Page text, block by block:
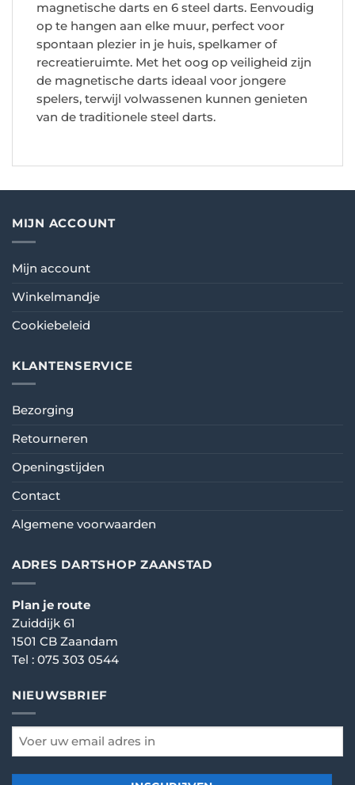
magnetische darts en 6 steel darts. Eenvoudig
op te hangen aan elke muur, perfect voor
spontaan plezier in je huis, spelkamer of
recreatieruimte. Met het oog op veiligheid zijn
de magnetische darts ideaal voor jongere
spelers, terwijl volwassenen kunnen genieten
van de traditionele steel darts.
MIJN ACCOUNT
Mijn account
Winkelmandje
Cookiebeleid
KLANTENSERVICE
Bezorging
Retourneren
Openingstijden
Contact
Algemene voorwaarden
ADRES DARTSHOP ZAANSTAD
Plan je route
Zuiddijk 61
1501 CB Zaandam
Tel : 075 303 0544
NIEUWSBRIEF
email
*